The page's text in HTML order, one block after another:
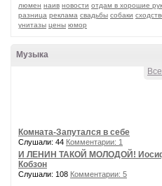
люмен наив новости отдам в хорошие
разница реклама свадьбы собаки
унитазы цены юмор
Музыка
Комната-Запутался в себе
Слушали: 44 Комментарии: 1
И ЛЕНИН ТАКОЙ МОЛОДОЙ!
Кобзон
Слушали: 108 Комментарии: 5